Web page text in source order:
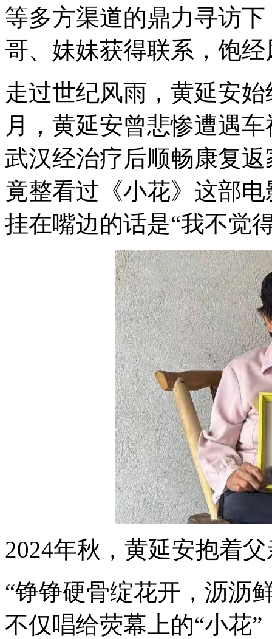
等多方渠道的鼎力寻访
哥、妹妹获得联系，饱
走过世纪风雨，黄延安
月，黄延安曾悲惨遭遇
武汉经治疗后顺畅康复
竟整看过《小花》这部
挂在嘴边的话是“我不觉
2024年秋，黄延安抱着
“铮铮硬骨绽花开，沥沥
不仅唱给荧幕上的“小花